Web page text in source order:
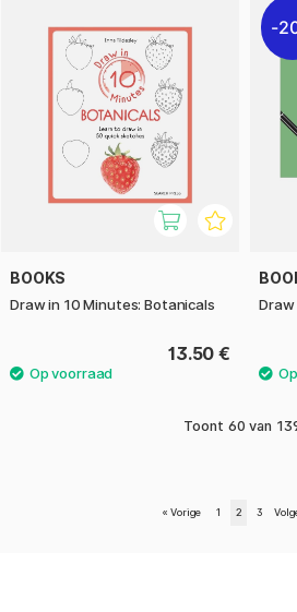
BOOKS
Draw in 10 Minutes: Botanicals
13.50 €
Draw
Toont 60 van
« Vorige 1 2 3